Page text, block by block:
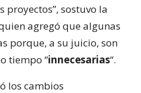
proyectos”, sostuvo la
agregó que algunas
porque, a su juicio, son
tiempo “innecesarias“.
los cambios